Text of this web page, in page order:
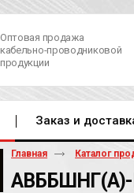
Оптовая продажа
кабельно-проводниковой
продукции
Заказ и
Главная Каталог
АВББШНГ(A)-